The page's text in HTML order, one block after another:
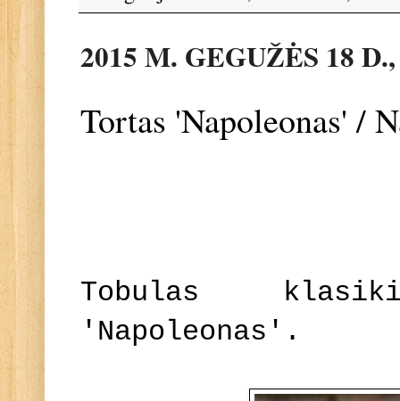
2015 M. GEGUŽĖS 18
Tortas 'Napoleonas' /
Tobulas
'Napoleonas'.